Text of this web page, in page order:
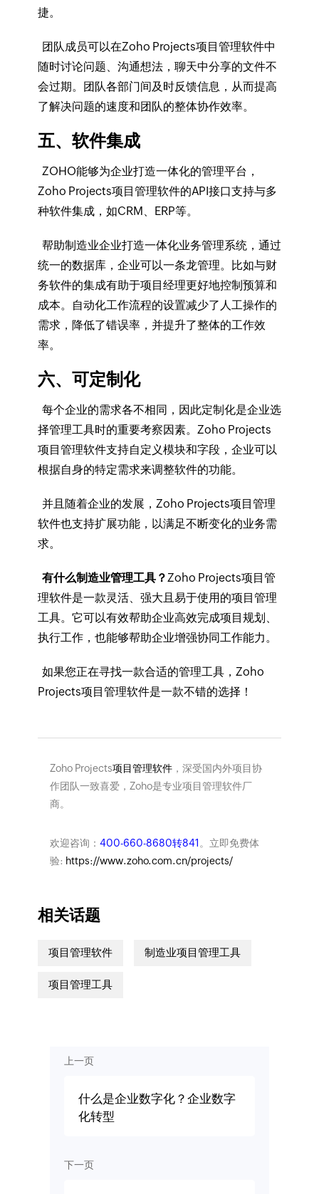
捷。
团队成员可以在Zoho Projects项目管理软件中
随时讨论问题、沟通想法，聊天中分享的文件不
会过期。团队各部门间及时反馈信息，从而提高
了解决问题的速度和团队的整体协作效率。
五、软件集成
ZOHO能够为企业打造一体化的管理平台，
Zoho Projects项目管理软件的API接口支持与多
种软件集成，如CRM、ERP等。
帮助制造业企业打造一体化业务管理系统，通过
统一的数据库，企业可以一条龙管理。比如与财
务软件的集成有助于项目经理更好地控制预算和
成本。自动化工作流程的设置减少了人工操作的
需求，降低了错误率，并提升了整体的工作效
率。
六、可定制化
每个企业的需求各不相同，因此定制化是企业选
择管理工具时的重要考察因素。Zoho Projects
项目管理软件支持自定义模块和字段，企业可以
根据自身的特定需求来调整软件的功能。
并且随着企业的发展，Zoho Projects项目管理
软件也支持扩展功能，以满足不断变化的业务需
求。
有什么制造业管理工具？ Zoho Projects项目管
理软件是一款灵活、强大且易于使用的项目管理
工具。它可以有效帮助企业高效完成项目规划、
执行工作，也能够帮助企业增强协同工作能力。
如果您正在寻找一款合适的管理工具，Zoho
Projects项目管理软件是一款不错的选择！
Zoho Projects项目管理软件，深受国内外项目协
作团队一致喜爱，Zoho是专业项目管理软件厂
商。
欢迎咨询： 400-660-8680转841 。立即免费体
验: https://www.zoho.com.cn/projects/
相关话题
项目管理软件 制造业项目管理工具
项目管理工具
上一页
什么是企业数字化？企业数字
化转型
下一页